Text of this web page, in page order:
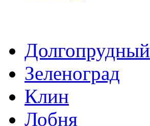
Долгопрудный
Зеленоград
Клин
Лобня